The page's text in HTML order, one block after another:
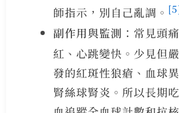
師指示，別自己亂調。
副作用與監測 ：常見頭
紅、心跳變快。少見但
發的紅斑性狼瘡、血球
腎絲球腎炎。所以長期